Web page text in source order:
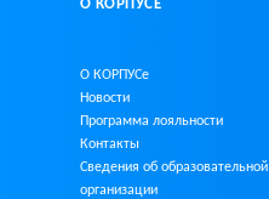
О КОРПУСЕ
О КОРПУСе
Новости
Программа лояльности
Контакты
Сведения об образовательной
организации